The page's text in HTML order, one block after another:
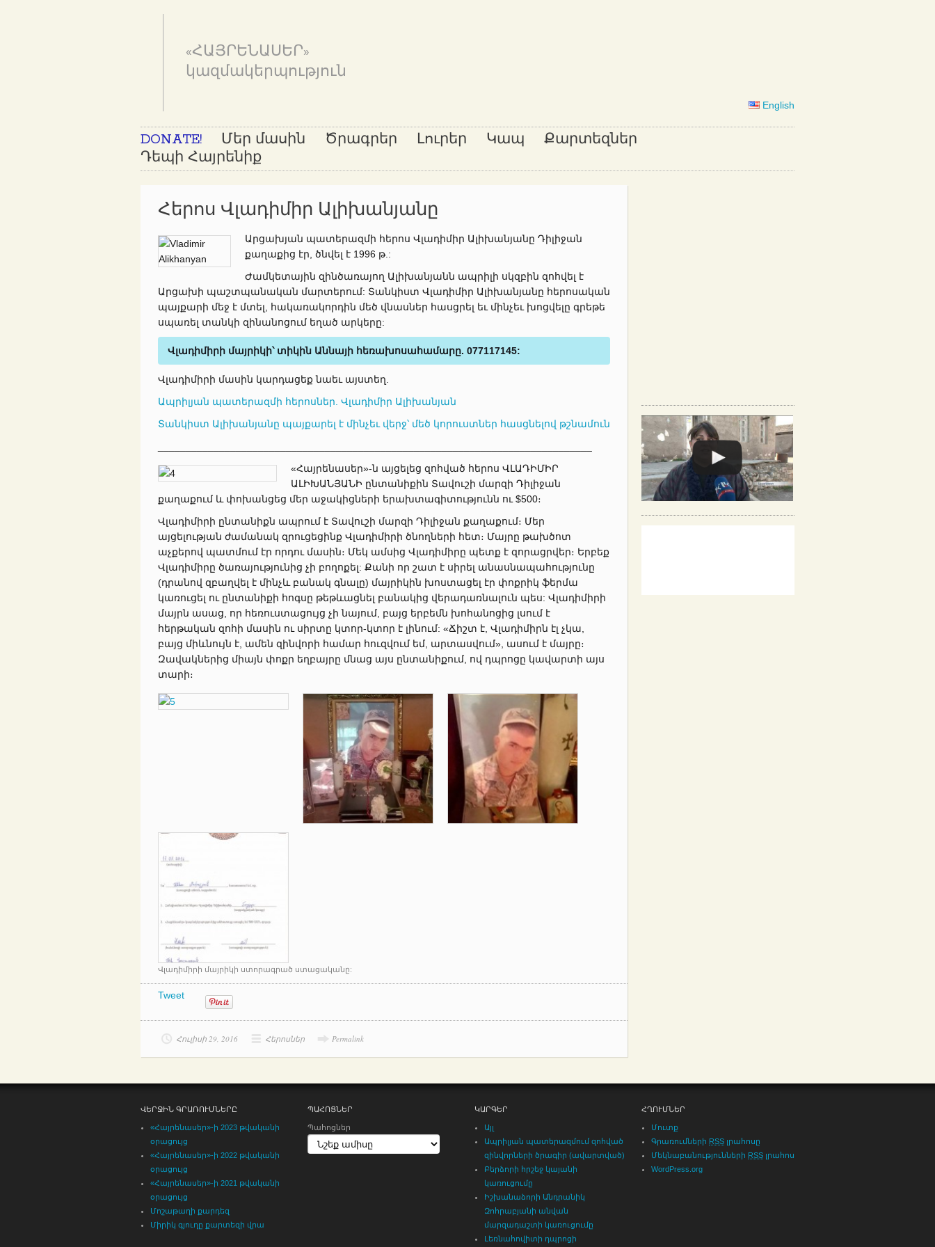
«ՀԱՅՐԵՆԱՍԵՐ»
կազմակերպություն
English
DONATE! Մեր մասին Ծրագրեր Լուրեր Կապ
Քարտեզներ
Դեպի Հայրենիք
Հերոս Վլադիմիր Ալիխանյանը
Արցախյան պատերազմի հերոս Վլադիմիր Ալիխանյանը Դիլիջան
քաղաքից էր, ծնվել է 1996 թ.:
Ժամկետային զինծառայող Ալիխանյանն ապրիլի սկզբին զոհվել է
Արցախի պաշտպանական մարտերում: Տանկիստ Վլադիմիր Ալիխանյանը հերոսական
պայքարի մեջ է մտել, հակառակորդին մեծ վնասներ հասցրել եւ մինչեւ խոցվելը գրեթե
սպառել տանկի զինանոցում եղած արկերը:
Վլադիմիրի մայրիկի՝ տիկին Աննայի հեռախոսահամարը. 077117145:
Վլադիմիրի մասին կարդացեք նաեւ այստեղ.
Ապրիլյան պատերազմի հերոսներ. Վլադիմիր Ալիխանյան
Տանկիստ Ալիխանյանը պայքարել է մինչեւ վերջ՝ մեծ կորուստներ հասցնելով թշնամուն
«Հայրենասեր»-ն այցելեց զոհված հերոս ՎԼԱԴԻՄԻՐ
ԱԼԻԽԱՆՅԱՆԻ ընտանիքին Տավուշի մարզի Դիլիջան
քաղաքում և փոխանցեց մեր աջակիցների երախտագիտությունն ու $500։
Վլադիմիրի ընտանիքն ապրում է Տավուշի մարզի Դիլիջան քաղաքում։ Մեր
այցելության ժամանակ զրուցեցինք Վլադիմիրի ծնողների հետ։ Մայրը թախծոտ
աչքերով պատմում էր որդու մասին։ Մեկ ամսից Վլադիմիրը պետք է զորացրվեր։ Երբեք
Վլադիմիրը ծառայությունից չի բողոքել: Քանի որ շատ է սիրել անասնապահությունը
(դրանով զբաղվել է մինչև բանակ գնալը) մայրիկին խոստացել էր փոքրիկ ֆերմա
կառուցել ու ընտանիքի հոգսը թեթևացնել բանակից վերադառնալուն պես: Վլադիմիրի
մայրն ասաց, որ հեռուստացույց չի նայում, բայց երբեմն խոհանոցից լսում է
հերթական զոհի մասին ու սիրտը կտոր-կտոր է լինում: «Ճիշտ է, Վլադիմիրն էլ չկա,
բայց միևնույն է, ամեն զինվորի համար հուզվում եմ, արտասվում», ասում է մայրը։
Զավակներից միայն փոքր եղբայրը մնաց այս ընտանիքում, ով դպրոցը կավարտի այս
տարի։
Վլադիմիրի մայրիկի ստորագրած ստացականը:
Tweet
Հուլիսի 29, 2016 Հերոսներ Permalink
ՎԵՐՋԻՆ ԳՐԱՌՈՒՄՆԵՐԸ
«Հայրենասեր»-ի 2023 թվականի
օրացույց
«Հայրենասեր»-ի 2022 թվականի
օրացույց
«Հայրենասեր»-ի 2021 թվականի
օրացույց
Մոշաթաղի քարդեզ
Միրիկ գյուղը քարտեզի վրա
ՊԱՀՈՑՆԵՐ
Պահոցներ
ԿԱՐԳԵՐ
Այլ
Ապրիլյան պատերազմում զոհված
զինվորների ծրագիր (ավարտված)
Բերձորի հրշեջ կայանի
կառուցումը
Իշխանաձորի Անդրանիկ
Զոհրաբյանի անվան
մարզադաշտի կառուցումը
Լեռնահովիտի դպրոցի
ՀՂՈՒՄՆԵՐ
Մուտք
Գրառումների RSS լրահոսը
Մեկնաբանությունների RSS լրահոս
WordPress.org